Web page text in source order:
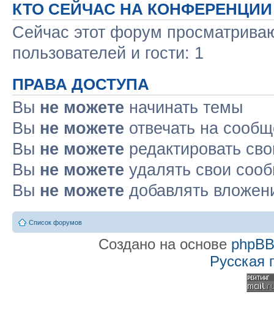
КТО СЕЙЧАС НА КОНФЕРЕНЦИИ
Сейчас этот форум
пользователей и гости: 1
ПРАВА ДОСТУПА
Вы не можете начинать темы
Вы не можете отвечать на
Вы не можете редактировать
Вы не можете удалять свои
Вы не можете добавлять
Список форумов
Создано на основе phpBB
Русская